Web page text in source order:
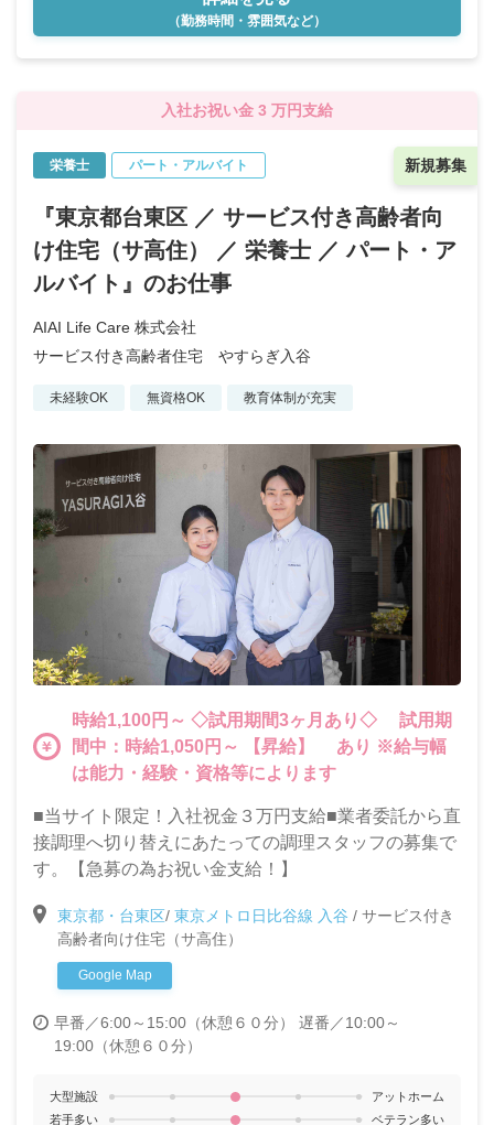
（勤務時間・雰囲気など）
入社お祝い金 3 万円支給
新規募集
栄養士 パート・アルバイト
『東京都台東区 ／ サービス付き高齢者向
け住宅（サ高住） ／ 栄養士 ／ パート・ア
ルバイト』のお仕事
AIAI Life Care 株式会社
サービス付き高齢者住宅 やすらぎ入谷
未経験OK 無資格OK 教育体制が充実
時給1,100円～ ◇試用期間3ヶ月あり◇ 試用期
間中：時給1,050円～ 【昇給】 あり ※給与幅
は能力・経験・資格等によります
■当サイト限定！入社祝金３万円支給■業者委託から直
接調理へ切り替えにあたっての調理スタッフの募集で
す。【急募の為お祝い金支給！】
東京都・台東区/ 東京メトロ日比谷線 入谷 / サービス付き
高齢者向け住宅（サ高住）
Google Map
早番／6:00～15:00（休憩６０分）
遅番／10:00～
19:00（休憩６０分）
大型施設
アットホーム
若手多い
ベテラン多い